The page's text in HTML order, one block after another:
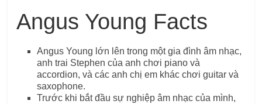
Angus Young Facts
Angus Young lớn lên trong một gia đình âm nhạc,
anh trai Stephen của anh chơi piano và
accordion, và các anh chị em khác chơi guitar và
saxophone.
Trước khi bắt đầu sự nghiệp âm nhạc của mình,